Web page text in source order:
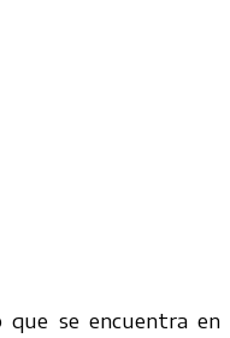
se encuentra en